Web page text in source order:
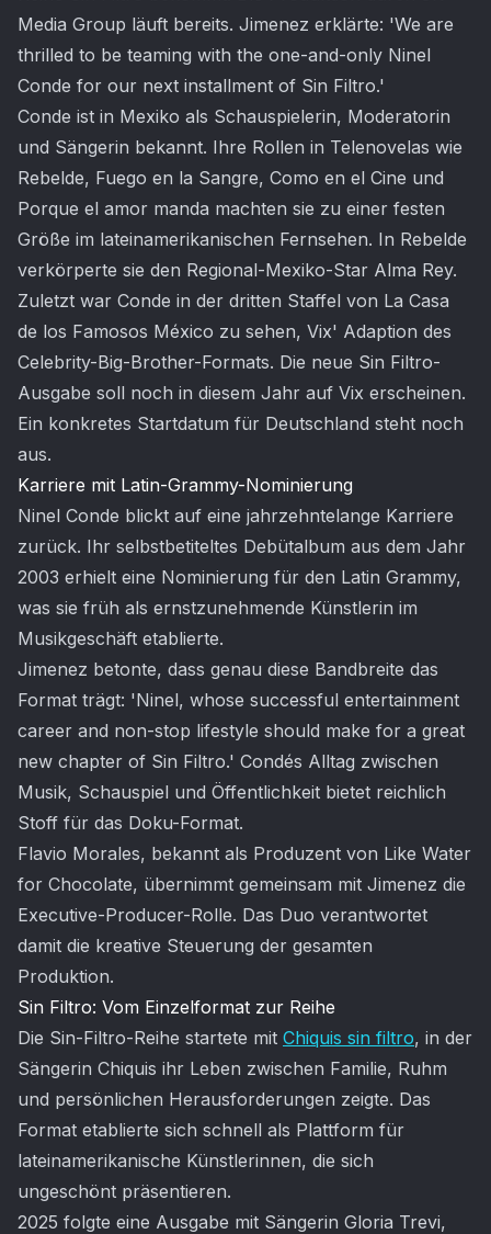
Media Group läuft bereits. Jimenez erklärte: 'We are
thrilled to be teaming with the one-and-only Ninel
Conde for our next installment of Sin Filtro.'
Conde ist in Mexiko als Schauspielerin, Moderatorin
und Sängerin bekannt. Ihre Rollen in Telenovelas wie
Rebelde, Fuego en la Sangre, Como en el Cine und
Porque el amor manda machten sie zu einer festen
Größe im lateinamerikanischen Fernsehen. In Rebelde
verkörperte sie den Regional-Mexiko-Star Alma Rey.
Zuletzt war Conde in der dritten Staffel von La Casa
de los Famosos México zu sehen, Vix' Adaption des
Celebrity-Big-Brother-Formats. Die neue Sin Filtro-
Ausgabe soll noch in diesem Jahr auf Vix erscheinen.
Ein konkretes Startdatum für Deutschland steht noch
aus.
Karriere mit Latin-Grammy-Nominierung
Ninel Conde blickt auf eine jahrzehntelange Karriere
zurück. Ihr selbstbetiteltes Debütalbum aus dem Jahr
2003 erhielt eine Nominierung für den Latin Grammy,
was sie früh als ernstzunehmende Künstlerin im
Musikgeschäft etablierte.
Jimenez betonte, dass genau diese Bandbreite das
Format trägt: 'Ninel, whose successful entertainment
career and non-stop lifestyle should make for a great
new chapter of Sin Filtro.' Condés Alltag zwischen
Musik, Schauspiel und Öffentlichkeit bietet reichlich
Stoff für das Doku-Format.
Flavio Morales, bekannt als Produzent von Like Water
for Chocolate, übernimmt gemeinsam mit Jimenez die
Executive-Producer-Rolle. Das Duo verantwortet
damit die kreative Steuerung der gesamten
Produktion.
Sin Filtro: Vom Einzelformat zur Reihe
Die Sin-Filtro-Reihe startete mit Chiquis sin filtro, in der
Sängerin Chiquis ihr Leben zwischen Familie, Ruhm
und persönlichen Herausforderungen zeigte. Das
Format etablierte sich schnell als Plattform für
lateinamerikanische Künstlerinnen, die sich
ungeschönt präsentieren.
2025 folgte eine Ausgabe mit Sängerin Gloria Trevi,